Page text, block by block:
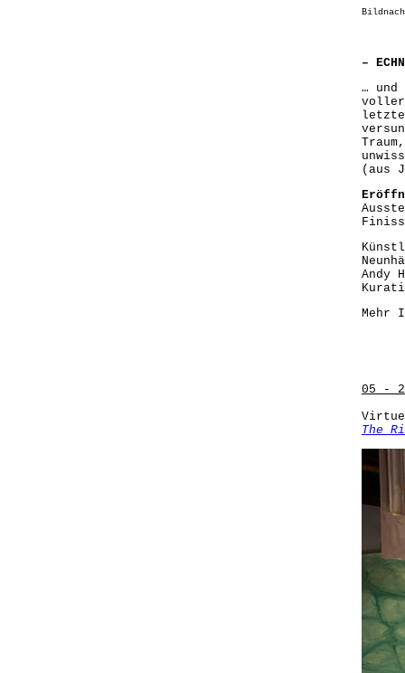
–
… und
voller
letzte
(aus
Andy
Mehr
05 -
The